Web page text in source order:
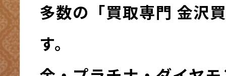
多数の「買取専門 金沢
す。